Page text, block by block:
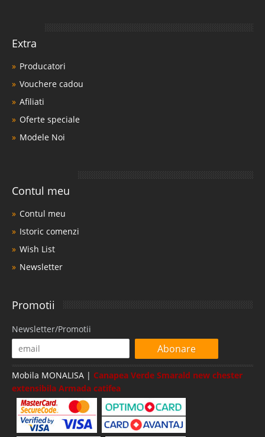
Extra
Producatori
Vouchere cadou
Afiliati
Oferte speciale
Modele Noi
Contul meu
Contul meu
Istoric comenzi
Wish List
Newsletter
Promotii
Newsletter/Promotii
Abonare
Mobila MONALISA | Canapea Verde Smarald new chester
extensibila Armada catifea